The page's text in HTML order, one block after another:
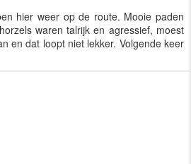
hier weer op de route. Mooie paden
waren talrijk en agressief, moest
en dat loopt niet lekker. Volgende keer